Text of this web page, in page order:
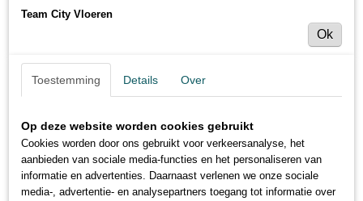
Team City Vloeren
Ok
Toestemming Details Over
Op deze website worden cookies gebruikt
Cookies worden door ons gebruikt voor verkeersanalyse, het
aanbieden van sociale media-functies en het personaliseren van
informatie en advertenties. Daarnaast verlenen we onze sociale
media-, advertentie- en analysepartners toegang tot informatie over